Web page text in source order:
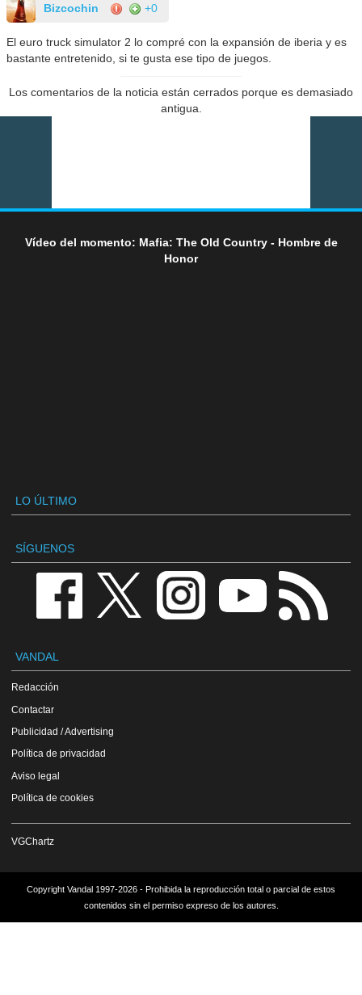
Bizcochin +0
El euro truck simulator 2 lo compré con la expansión de iberia y es
bastante entretenido, si te gusta ese tipo de juegos.
Los comentarios de la noticia están cerrados porque es demasiado
antigua.
Vídeo del momento: Mafia: The Old Country - Hombre de
Honor
LO ÚLTIMO
SÍGUENOS
VANDAL
Redacción
Contactar
Publicidad / Advertising
Política de privacidad
Aviso legal
Política de cookies
VGChartz
Copyright Vandal 1997-2026 - Prohibida la reproducción total o parcial de estos
contenidos sin el permiso expreso de los autores.